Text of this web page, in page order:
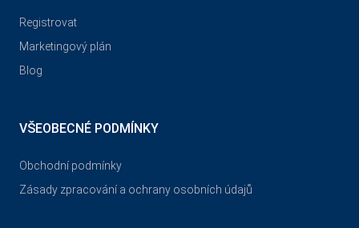
Registrovat
Marketingový plán
Blog
VŠEOBECNÉ PODMÍNKY
Obchodní podmínky
Zásady zpracování a ochrany osobních údajů